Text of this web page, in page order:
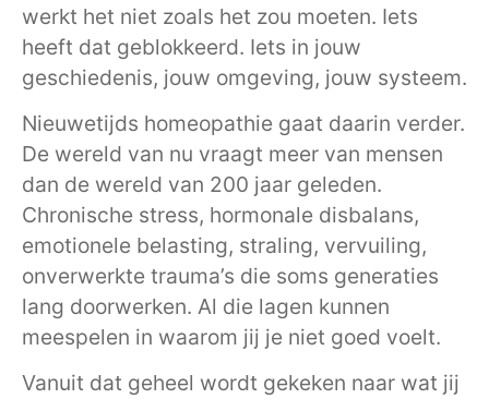
werkt het niet zoals het zou moeten. Iets
heeft dat geblokkeerd. Iets in jouw
geschiedenis, jouw omgeving, jouw systeem.
Nieuwetijds homeopathie gaat daarin verder.
De wereld van nu vraagt meer van mensen
dan de wereld van 200 jaar geleden.
Chronische stress, hormonale disbalans,
emotionele belasting, straling, vervuiling,
onverwerkte trauma’s die soms generaties
lang doorwerken. Al die lagen kunnen
meespelen in waarom jij je niet goed voelt.
Vanuit dat geheel wordt gekeken naar wat jij